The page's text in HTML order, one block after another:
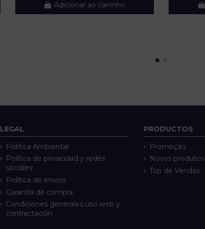
Adicionar ao carrinho
LEGAL
Política Ambiental
Política de privacidad y redes
sociales
Política de envíos
Garantía de compra
Condiciones generales uso web y
contractación
PRODUCTOS
Promoção
Novos produtos
Top de Vendas